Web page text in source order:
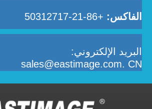
الفاكس: +86-21-50312717
البريد الإلكتروني:
sales@eastimage.com. CN